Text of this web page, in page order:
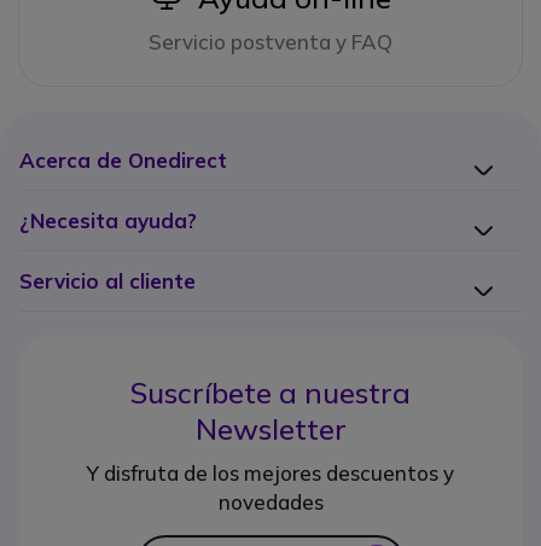
Servicio postventa y FAQ
Acerca de Onedirect
¿Necesita ayuda?
Servicio al cliente
Suscríbete a nuestra
Newsletter
Y disfruta de los mejores descuentos y
novedades